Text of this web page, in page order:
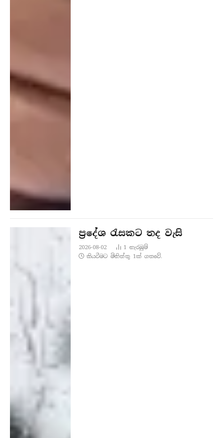
ප්‍රදේශ රැසකට තද වැසි
2026-08-02 1නැරඹු​ම්
කියවීමට මිනිත්තු 1ක් ගතවේ.